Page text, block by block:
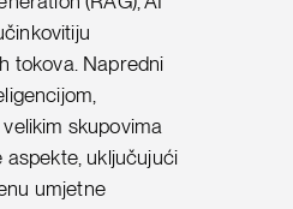
tokova. Napredni
skupovima
aspekte, uključujući
umjetne